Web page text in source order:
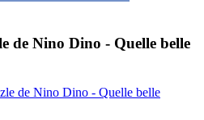
de Nino Dino - Quelle belle
de Nino Dino - Quelle belle